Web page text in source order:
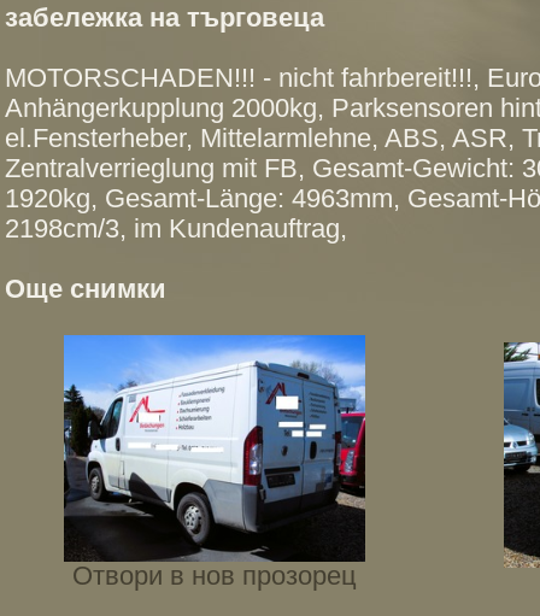
забележка на търговеца
MOTORSCHADEN!!! - nicht fahrbereit!!!,
Anhängerkupplung 2000kg, Parksensoren
el.Fensterheber, Mittelarmlehne, ABS, ASR,
Zentralverrieglung mit FB, Gesamt-Gewicht:
1920kg, Gesamt-Länge: 4963mm, Gesamt-
2198cm/3, im Kundenauftrag,
Още снимки
Отвори в нов прозорец